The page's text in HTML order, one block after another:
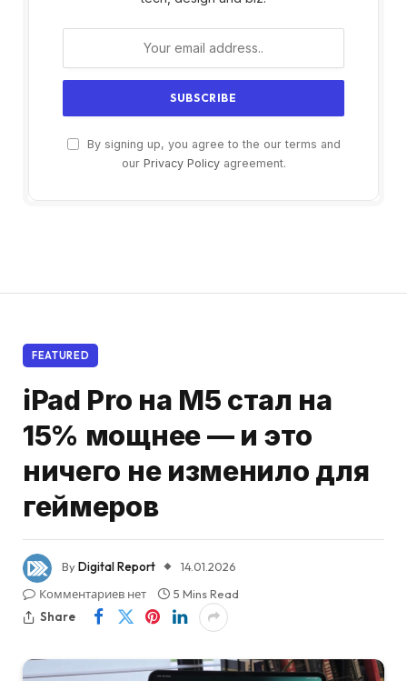
By signing up, you agree to the our terms and
our Privacy Policyagreement.
FEATURED
iPad Pro на M5 стал на
15% мощнее — и это
ничего не изменило для
геймеров
ByDigital Report
14.01.2026
Комментариев нет
5 Mins Read
Share